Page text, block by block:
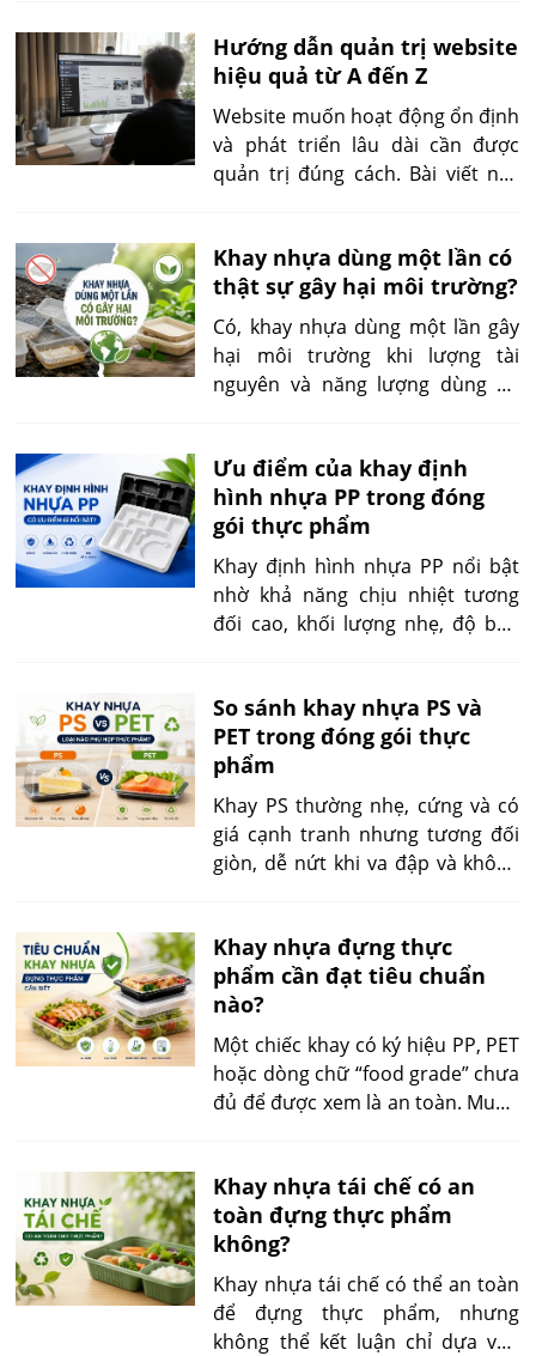
thuật, cải thiện tốc độ tải trang
cho đến hỗ trợ người dùng nhằm
tối ưu trải nghiệm tổng thể.
Hướng dẫn quản trị website
hiệu quả từ A đến Z
Website muốn hoạt động ổn định
và phát triển lâu dài cần được
quản trị đúng cách. Bài viết này
độ, nội dung đến phân quyền và
backup.
Khay nhựa dùng một lần có
thật sự gây hại môi trường?
Có, khay nhựa dùng một lần gây
hại môi trường khi lượng tài
nguyên và năng lượng dùng để
giờ sử dụng. Tác động trở nên
nghiêm trọng hơn nếu khay dính
thực phẩm, khó tái chế, bị đốt
ngoài trời, chôn lấp kéo dài hoặc
thất thoát ra sông, biển.
Ưu điểm của khay định
hình nhựa PP trong đóng
gói thực phẩm
Khay định hình nhựa PP nổi bật
nhờ khả năng chịu nhiệt tương
đối cao, khối lượng nhẹ, độ bền
sử dụng đúng cấp vật liệu, đúng
cấu trúc khay và đúng điều kiện
công bố của nhà sản xuất, sản
phẩm phù hợp để đóng gói thực
phẩm nóng, suất ăn chế biến sẵn,
thịt cá, rau củ, thực phẩm đông
lạnh và nhiều sản phẩm cần hâm
So sánh khay nhựa PS và
PET trong đóng gói thực
phẩm
Khay PS thường nhẹ, cứng và có
giá cạnh tranh nhưng tương đối
giòn, dễ nứt khi va đập và không
kế riêng. Khay PET thường dai
hơn, trong hơn, giữ hình dạng tốt
và thuận lợi hơn khi cần hàn
màng, trưng bày hoặc vận chuyển
qua nhiều công đoạn.
Khay nhựa đựng thực
phẩm cần đạt tiêu chuẩn
nào?
Một chiếc khay có ký hiệu PP, PET
hoặc dòng chữ “food grade” chưa
đủ để được xem là an toàn. Muốn
kinh doanh thực phẩm, khay phải
đáp ứng đồng thời các yêu cầu về
thành phần vật liệu, giới hạn thôi
nhiễm, điều kiện tiếp xúc thực tế,
độ bền chức năng và hồ sơ chứng
minh sự phù hợp.
Khay nhựa tái chế có an
toàn đựng thực phẩm
không?
Khay nhựa tái chế có thể an toàn
để đựng thực phẩm, nhưng
không thể kết luận chỉ dựa vào